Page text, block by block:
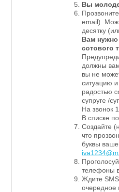
Вы
email).
десятку
Вам нужно
сотового
должны
вы не
ситуацию и
радостью
супруге /
На звонок
В списке
Создайте
что
буквы
телефоны
Ждите
очередное